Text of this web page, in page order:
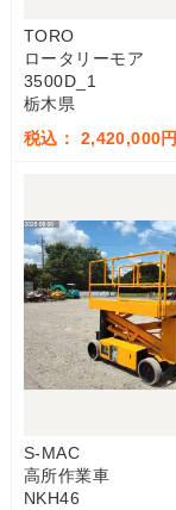
TORO
ロータリーモア
3500D_1
栃木県
税込： 2,420,000円
S-MAC
高所作業車
NKH46